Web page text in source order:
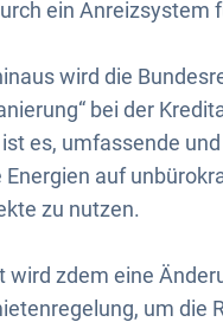
ein Anreizsystem
wird die
bei der
es, umfassende
Energien auf
zu nutzen.
wird zdem eine
um die